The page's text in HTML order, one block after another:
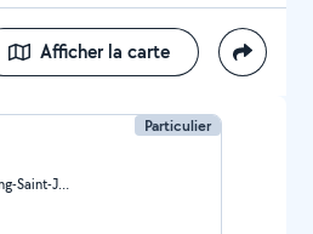
Afficher la carte
Particulier
Pamiers (Jeu du Mail-Lestang-Saint-Jean)